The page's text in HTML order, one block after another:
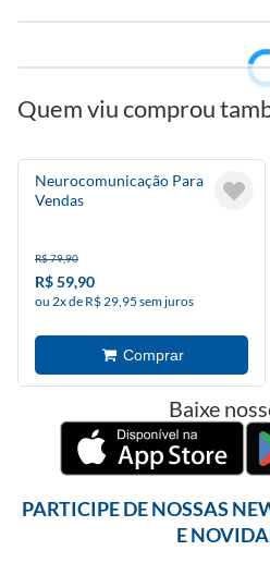
Quem viu comprou
Neurocomunicação Para
Vendas
R$ 79,90
R$ 59,90
ou 2x de R$ 29,95 sem juros
Baixe
PARTICIPE DE NOSSAS
E